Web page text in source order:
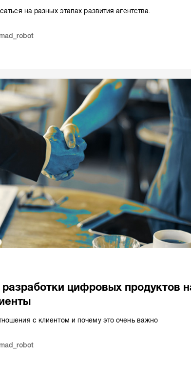
на разных этапах развития агентства.
цифровых продуктов
с клиентом и почему это очень важно